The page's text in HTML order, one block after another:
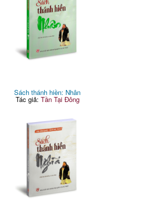
Sách thánh hiền: Nhân
Tác giả: Tần Tại Đông